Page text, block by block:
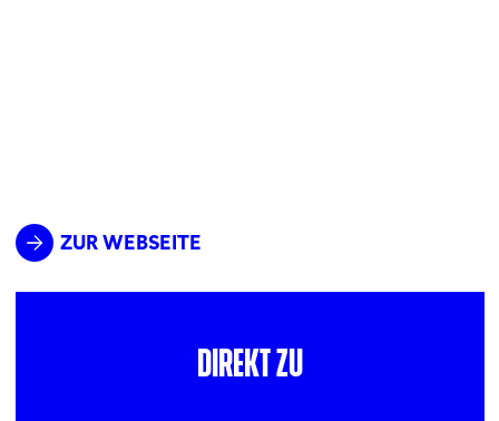
ZUR WEBSEITE
Direkt zu